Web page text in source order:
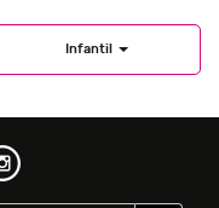
Infantil